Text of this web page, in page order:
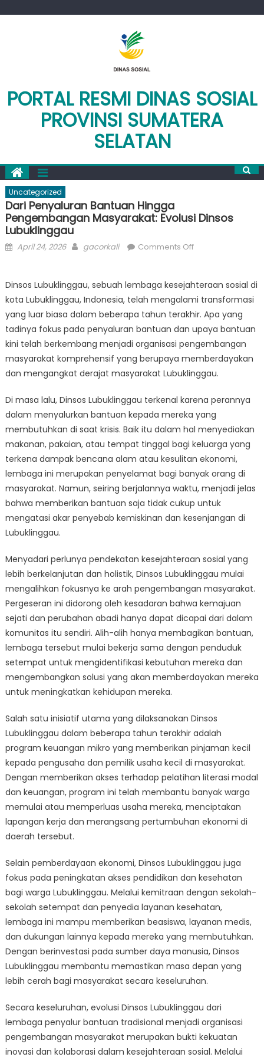
PORTAL RESMI DINAS SOSIAL
PROVINSI SUMATERA
SELATAN
Uncategorized
Dari Penyaluran Bantuan Hingga
Pengembangan Masyarakat: Evolusi Dinsos
Lubuklinggau
Posted
April 24, 2026 Author
gacorkali Comments Offon
Bantuan
Hingga
Pengembangan
Masyarakat:
Evolusi
Dinsos
Lubuklinggau
Dinsos Lubuklinggau, sebuah lembaga kesejahteraan sosial di
kota Lubuklinggau, Indonesia, telah mengalami transformasi
yang luar biasa dalam beberapa tahun terakhir. Apa yang
tadinya fokus pada penyaluran bantuan dan upaya bantuan
kini telah berkembang menjadi organisasi pengembangan
masyarakat komprehensif yang berupaya memberdayakan
dan mengangkat derajat masyarakat Lubuklinggau.
Di masa lalu, Dinsos Lubuklinggau terkenal karena perannya
dalam menyalurkan bantuan kepada mereka yang
membutuhkan di saat krisis. Baik itu dalam hal menyediakan
makanan, pakaian, atau tempat tinggal bagi keluarga yang
terkena dampak bencana alam atau kesulitan ekonomi,
lembaga ini merupakan penyelamat bagi banyak orang di
masyarakat. Namun, seiring berjalannya waktu, menjadi jelas
bahwa memberikan bantuan saja tidak cukup untuk
mengatasi akar penyebab kemiskinan dan kesenjangan di
Lubuklinggau.
Menyadari perlunya pendekatan kesejahteraan sosial yang
lebih berkelanjutan dan holistik, Dinsos Lubuklinggau mulai
mengalihkan fokusnya ke arah pengembangan masyarakat.
Pergeseran ini didorong oleh kesadaran bahwa kemajuan
sejati dan perubahan abadi hanya dapat dicapai dari dalam
komunitas itu sendiri. Alih-alih hanya membagikan bantuan,
lembaga tersebut mulai bekerja sama dengan penduduk
setempat untuk mengidentifikasi kebutuhan mereka dan
mengembangkan solusi yang akan memberdayakan mereka
untuk meningkatkan kehidupan mereka.
Salah satu inisiatif utama yang dilaksanakan Dinsos
Lubuklinggau dalam beberapa tahun terakhir adalah
program keuangan mikro yang memberikan pinjaman kecil
kepada pengusaha dan pemilik usaha kecil di masyarakat.
Dengan memberikan akses terhadap pelatihan literasi modal
dan keuangan, program ini telah membantu banyak warga
memulai atau memperluas usaha mereka, menciptakan
lapangan kerja dan merangsang pertumbuhan ekonomi di
daerah tersebut.
Selain pemberdayaan ekonomi, Dinsos Lubuklinggau juga
fokus pada peningkatan akses pendidikan dan kesehatan
bagi warga Lubuklinggau. Melalui kemitraan dengan sekolah-
sekolah setempat dan penyedia layanan kesehatan,
lembaga ini mampu memberikan beasiswa, layanan medis,
dan dukungan lainnya kepada mereka yang membutuhkan.
Dengan berinvestasi pada sumber daya manusia, Dinsos
Lubuklinggau membantu memastikan masa depan yang
lebih cerah bagi masyarakat secara keseluruhan.
Secara keseluruhan, evolusi Dinsos Lubuklinggau dari
lembaga penyalur bantuan tradisional menjadi organisasi
pengembangan masyarakat merupakan bukti kekuatan
inovasi dan kolaborasi dalam kesejahteraan sosial. Melalui